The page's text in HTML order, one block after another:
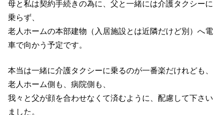
母と私は契約手続きの為に、父と一緒には介護タクシーに
乗らず、
老人ホームの本部建物（入居施設とは近隣だけど別）へ電
車で向かう予定です。
本当は一緒に介護タクシーに乗るのが一番楽だけれども、
老人ホーム側も、病院側も、
我々と父が顔を合わせなくて済むように、配慮して下さい
ました。